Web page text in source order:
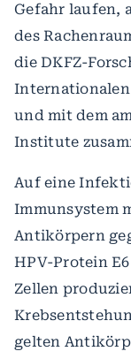
Gefahr laufen,
des
die DKFZ-
Internationalen
und mit dem
Institute
Auf eine
Immunsystem
Antikörpern
HPV-Protein
Zellen
gelten